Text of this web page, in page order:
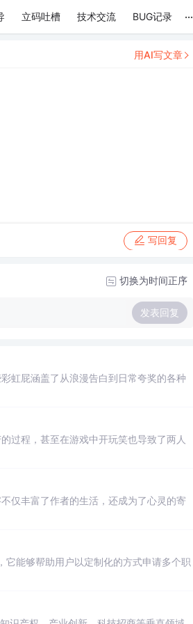
立码吐槽 技术交流 BUG记录 ...
写回复
用AI写文章
切换为时间正序
发表回复
虹屁涵盖了从浪漫告白到日常夸奖的各种
过程，甚至在游戏中开玩笑也导致了两人
仅丰富了作者的生活，还成为了心灵的寄
能够帮助用户以定制化的方式申请多个职